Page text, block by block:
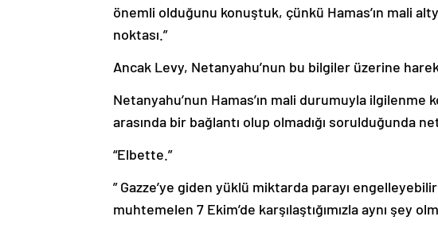
önemli olduğunu konuştuk, çünkü Hamas’ın mali
noktası.”
Ancak Levy, Netanyahu’nun bu bilgiler üzerine
Netanyahu’nun Hamas’ın mali durumuyla ilgilenme
arasında bir bağlantı olup olmadığı sorulduğunda
“Elbette.”
” Gazze’ye giden yüklü miktarda parayı
muhtemelen 7 Ekim’de karşılaştığımızla aynı şey